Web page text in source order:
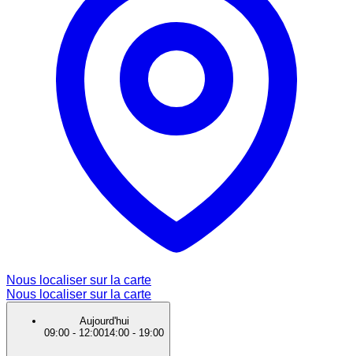
Nous localiser sur la carte
Nous localiser sur la carte
Aujourd'hui
09:00 - 12:0014:00 - 19:00